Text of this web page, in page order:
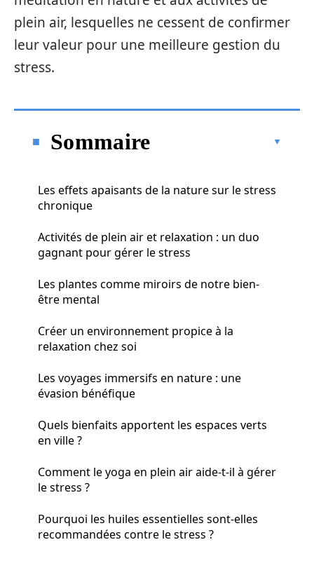
plein air, lesquelles ne cessent de confirmer
leur valeur pour une meilleure gestion du
stress.
Sommaire
Les effets apaisants de la nature sur le stress
chronique
Activités de plein air et relaxation : un duo
gagnant pour gérer le stress
Les plantes comme miroirs de notre bien-
être mental
Créer un environnement propice à la
relaxation chez soi
Les voyages immersifs en nature : une
évasion bénéfique
Quels bienfaits apportent les espaces verts
en ville ?
Comment le yoga en plein air aide-t-il à gérer
le stress ?
Pourquoi les huiles essentielles sont-elles
recommandées contre le stress ?